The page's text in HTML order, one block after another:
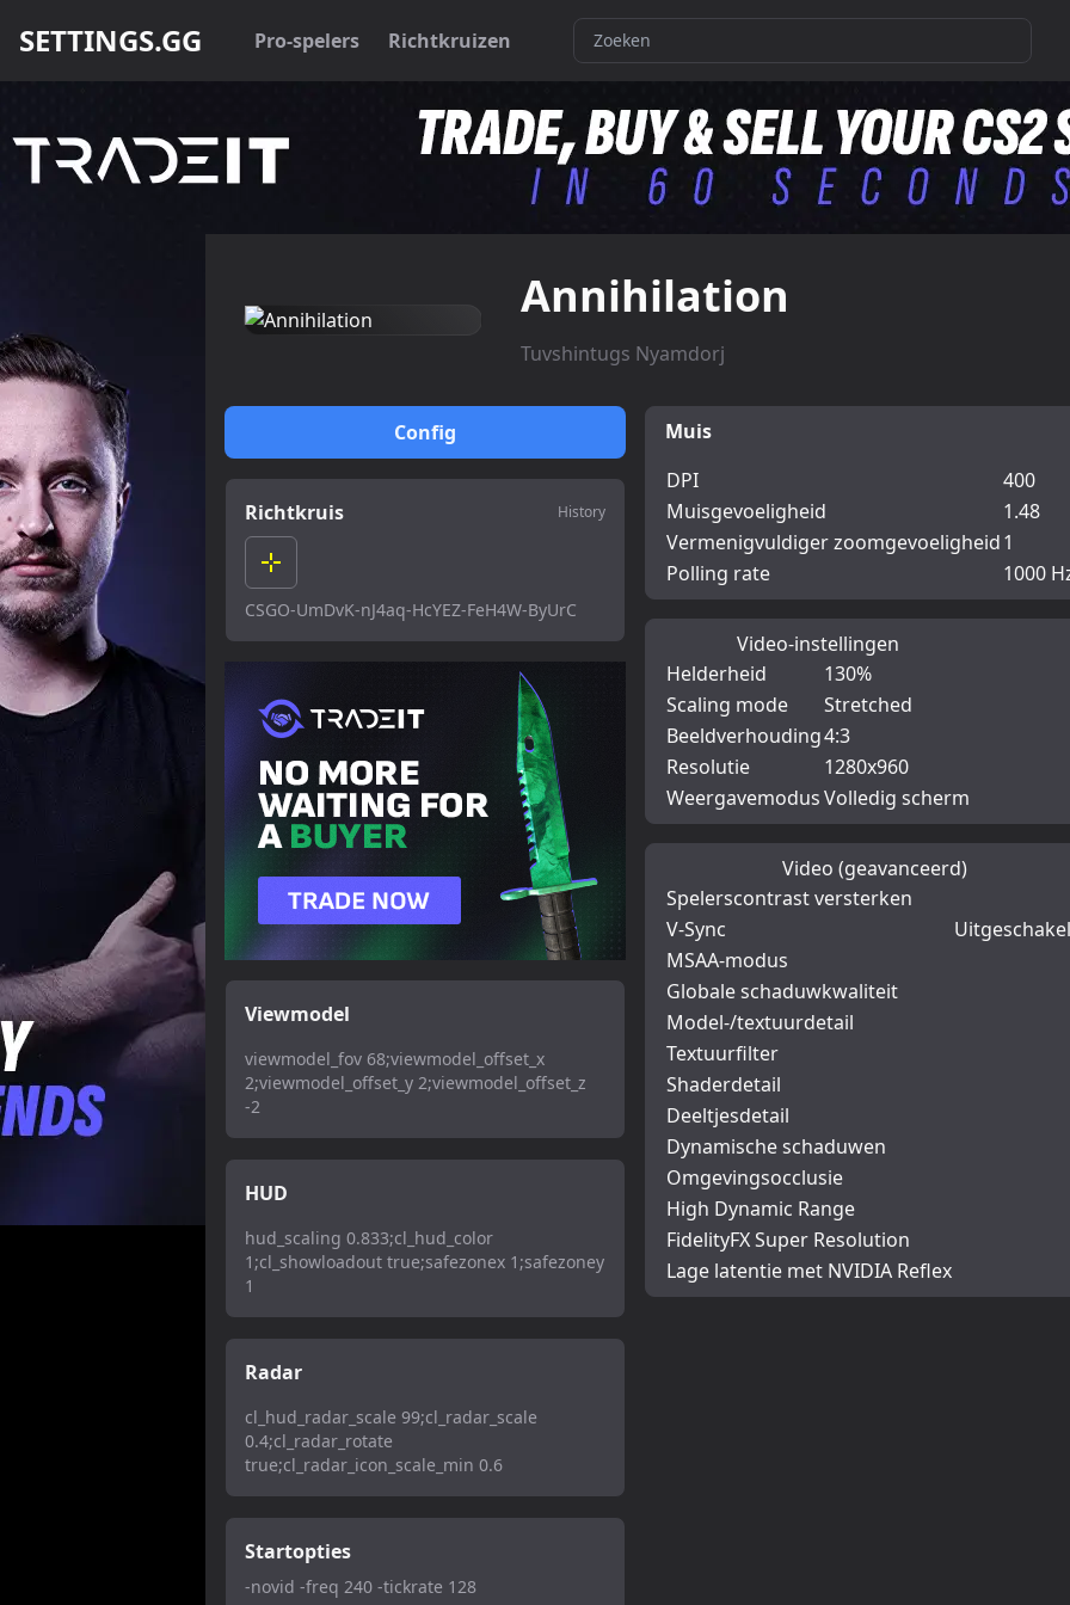
SETTINGS.GG Pro-spelers Richtkruizen
Annihilation
Tuvshintugs Nyamdorj
Config
Richtkruis History
CSGO-UmDvK-nJ4aq-HcYEZ-FeH4W-ByUrC
Viewmodel
viewmodel_fov 68;viewmodel_offset_x
2;viewmodel_offset_y 2;viewmodel_offset_z
-2
HUD
hud_scaling 0.833;cl_hud_color
1;cl_showloadout true;safezonex 1;safezoney
1
Radar
cl_hud_radar_scale 99;cl_radar_scale
0.4;cl_radar_rotate
true;cl_radar_icon_scale_min 0.6
Startopties
-novid -freq 240 -tickrate 128
Muis
DPI
400
Muisgevoeligheid
1.48
Vermenigvuldiger zoomgevoeligheid1
Polling rate
1000
Video-instellingen
Helderheid
130%
Scaling mode
Stretched
Beeldverhouding4:3
Resolutie
1280x960
WeergavemodusVolledig scherm
Video (geavanceerd)
Spelerscontrast versterken
V-Sync
MSAA-modus
Globale schaduwkwaliteit
Model-/textuurdetail
Textuurfilter
Shaderdetail
Deeltjesdetail
Dynamische schaduwen
Omgevingsocclusie
High Dynamic Range
FidelityFX Super Resolution
Lage latentie met NVIDIA Reflex